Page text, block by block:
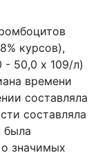
курсов),
- 50,0 x 109/л)
времени
составляла
составляла
была
значимых